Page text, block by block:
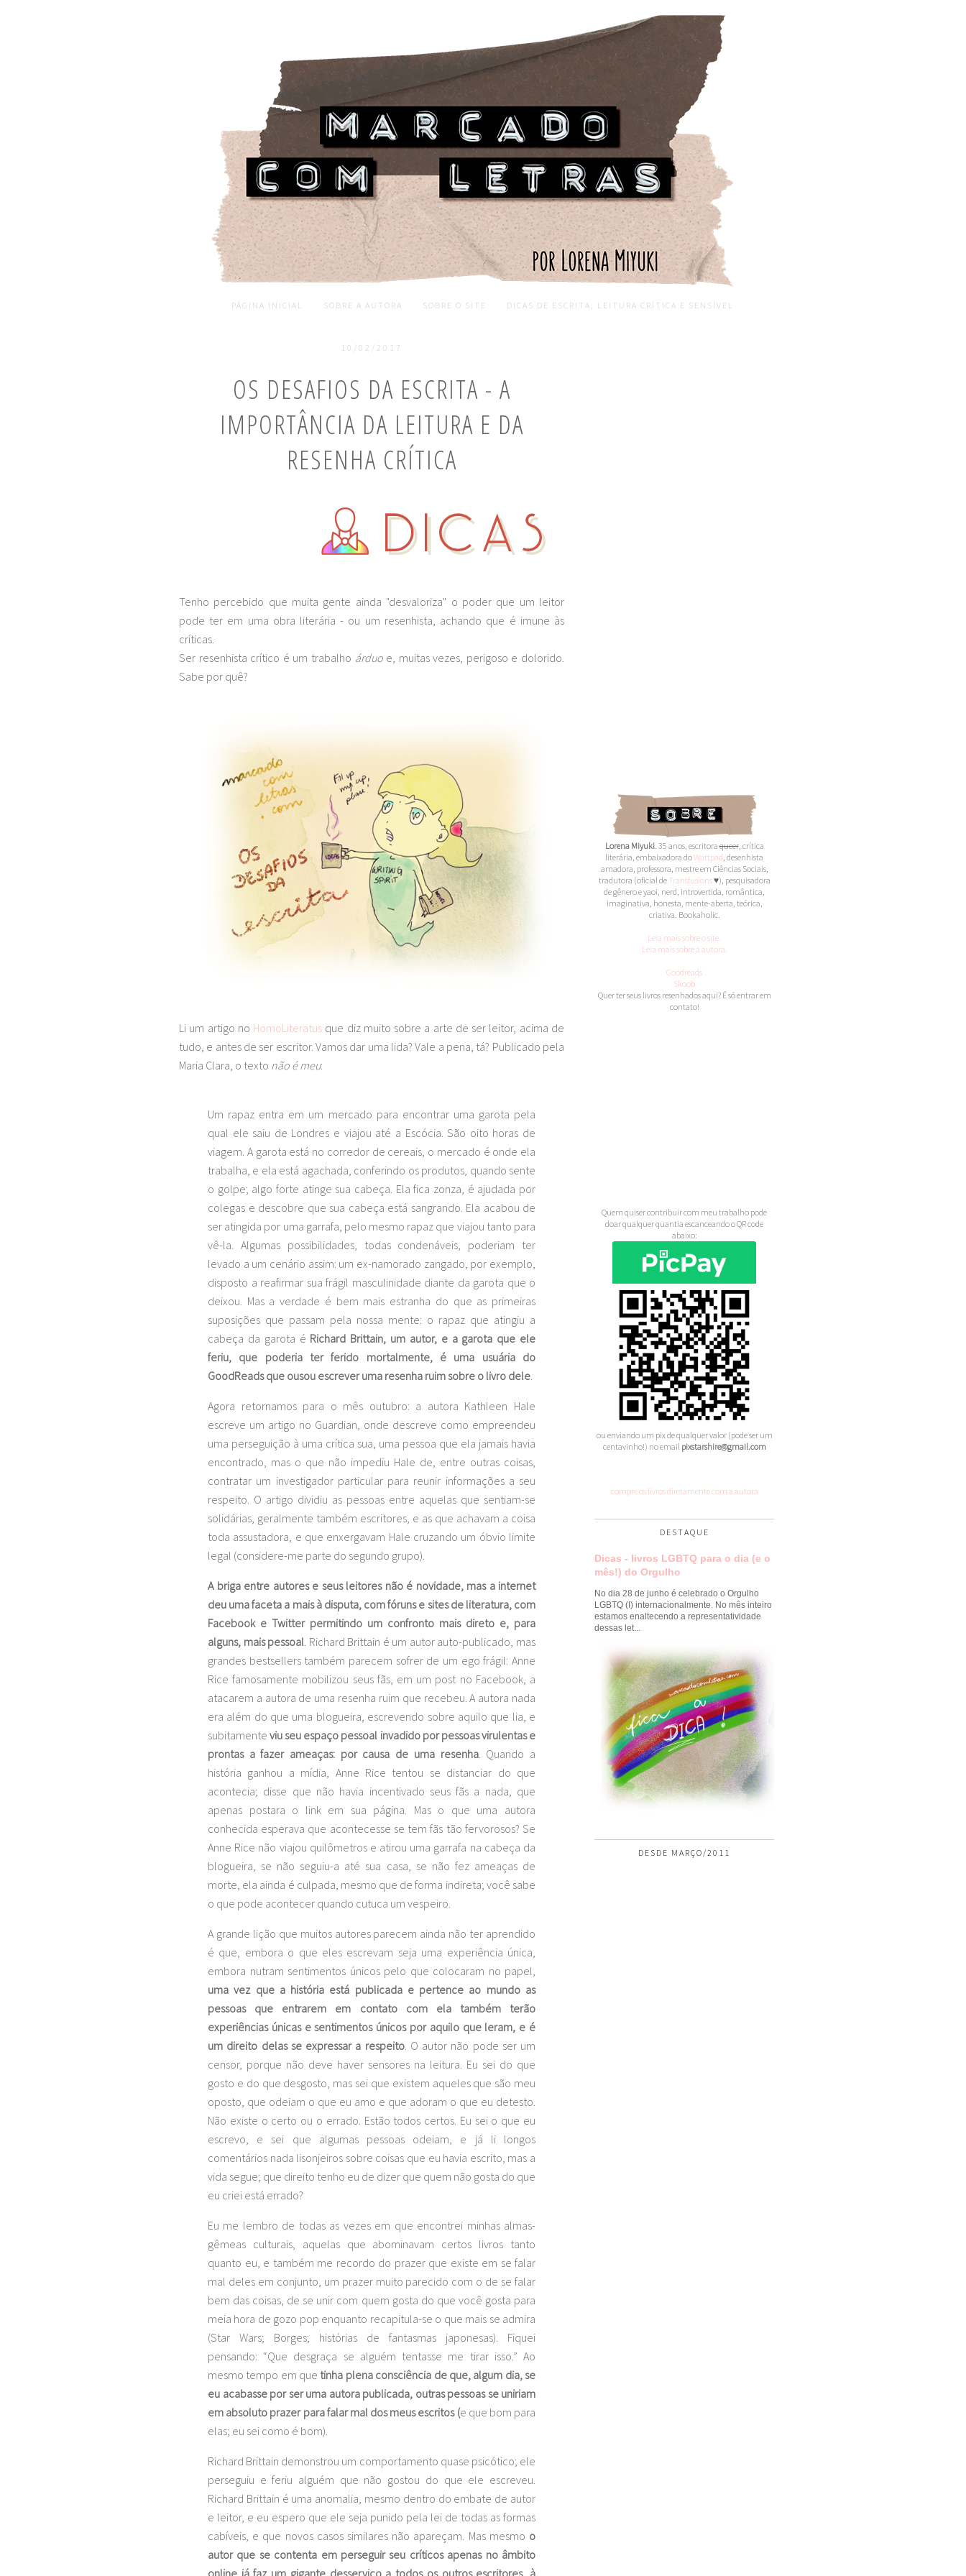
PÁGINA INICIAL SOBRE A AUTORA SOBRE O SITE DICAS DE ESCRITA, LEITURA CRÍTICA E SENSÍVEL
10/02/2017
OS DESAFIOS DA ESCRITA - A
IMPORTÂNCIA DA LEITURA E DA
RESENHA CRÍTICA
Tenho percebido que muita gente ainda "desvaloriza" o poder que um leitor
pode ter em uma obra literária - ou um resenhista, achando que é imune às
críticas.
Ser resenhista crítico é um trabalho árduoe, muitas vezes, perigoso e dolorido.
Sabe por quê?
Li um artigo no HomoLiteratus que diz muito sobre a arte de ser leitor, acima de
tudo, e antes de ser escritor. Vamos dar uma lida? Vale a pena, tá? Publicado pela
Maria Clara, o texto não é meu:
Um rapaz entra em um mercado para encontrar uma garota pela
qual ele saiu de Londres e viajou até a Escócia. São oito horas de
viagem. A garota está no corredor de cereais, o mercado é onde ela
trabalha, e ela está agachada, conferindo os produtos, quando sente
o golpe; algo forte atinge sua cabeça. Ela fica zonza, é ajudada por
colegas e descobre que sua cabeça está sangrando. Ela acabou de
ser atingida por uma garrafa, pelo mesmo rapaz que viajou tanto para
vê-la. Algumas possibilidades, todas condenáveis, poderiam ter
levado a um cenário assim: um ex-namorado zangado, por exemplo,
disposto a reafirmar sua frágil masculinidade diante da garota que o
deixou. Mas a verdade é bem mais estranha do que as primeiras
suposições que passam pela nossa mente: o rapaz que atingiu a
cabeça da garota é Richard Brittain, um autor, e a garota que ele
feriu, que poderia ter ferido mortalmente, é uma usuária do
GoodReads que ousou escrever uma resenha ruim sobre o livro dele
Agora retornamos para o mês outubro: a autora Kathleen Hale
escreve um artigo no Guardian, onde descreve como empreendeu
uma perseguição à uma crítica sua, uma pessoa que ela jamais havia
encontrado, mas o que não impediu Hale de, entre outras coisas,
contratar um investigador particular para reunir informações a seu
respeito. O artigo dividiu as pessoas entre aquelas que sentiam-se
solidárias, geralmente também escritores, e as que achavam a coisa
toda assustadora, e que enxergavam Hale cruzando um óbvio limite
legal (considere-me parte do segundo grupo).
A briga entre autores e seus leitores não é novidade, mas a internet
deu uma faceta a mais à disputa, com fóruns e sites de literatura, com
Facebook e Twitter permitindo um confronto mais direto e, para
alguns, mais pessoal . Richard Brittain é um autor auto-publicado, mas
grandes bestsellers também parecem sofrer de um ego frágil: Anne
Rice famosamente mobilizou seus fãs, em um post no Facebook, a
atacarem a autora de uma resenha ruim que recebeu. A autora nada
era além do que uma blogueira, escrevendo sobre aquilo que lia, e
subitamenteviu seu espaço pessoal invadido por pessoas virulentas e
prontas a fazer ameaças: por causa de uma resenha. Quando a
história ganhou a mídia, Anne Rice tentou se distanciar do que
acontecia; disse que não havia incentivado seus fãs a nada, que
apenas postara o link em sua página. Mas o que uma autora
conhecida esperava que acontecesse se tem fãs tão fervorosos? Se
Anne Rice não viajou quilômetros e atirou uma garrafa na cabeça da
blogueira, se não seguiu-a até sua casa, se não fez ameaças de
morte, ela ainda é culpada, mesmo que de forma indireta; você sabe
o que pode acontecer quando cutuca um vespeiro.
A grande lição que muitos autores parecem ainda não ter aprendido
é que, embora o que eles escrevam seja uma experiência única,
embora nutram sentimentos únicos pelo que colocaram no papel,
uma vez que a história está publicada e pertence ao mundo as
pessoas que entrarem em contato com ela também terão
experiências únicas e sentimentos únicos por aquilo que leram, e é
um direito delas se expressar a respeito. O autor não pode ser um
censor, porque não deve haver sensores na leitura. Eu sei do que
gosto e do que desgosto, mas sei que existem aqueles que são meu
oposto, que odeiam o que eu amo e que adoram o que eu detesto.
Não existe o certo ou o errado. Estão todos certos. Eu sei o que eu
escrevo, e sei que algumas pessoas odeiam, e já li longos
comentários nada lisonjeiros sobre coisas que eu havia escrito, mas a
vida segue; que direito tenho eu de dizer que quem não gosta do que
eu criei está errado?
Eu me lembro de todas as vezes em que encontrei minhas almas-
gêmeas culturais, aquelas que abominavam certos livros tanto
quanto eu, e também me recordo do prazer que existe em se falar
mal deles em conjunto, um prazer muito parecido com o de se falar
bem das coisas, de se unir com quem gosta do que você gosta para
meia hora de gozo pop enquanto recapitula-se o que mais se admira
(Star Wars; Borges; histórias de fantasmas japonesas). Fiquei
pensando: “Que desgraça se alguém tentasse me tirar isso.” Ao
mesmo tempo em que tinha plena consciência de que, algum dia, se
eu acabasse por ser uma autora publicada, outras pessoas se uniriam
em absoluto prazer para falar mal dos meus escritos (e que bom para
elas; eu sei como é bom).
Richard Brittain demonstrou um comportamento quase psicótico; ele
perseguiu e feriu alguém que não gostou do que ele escreveu.
Richard Brittain é uma anomalia, mesmo dentro do embate de autor
e leitor, e eu espero que ele seja punido pela lei de todas as formas
cabíveis, e que novos casos similares não apareçam. Mas mesmo o
autor que se contenta em perseguir seu críticos apenas no âmbito
online já faz um gigante desserviço a todos os outros escritores, à
Lorena Miyuki. 35 anos, escritoraqueer, crítica
literária, embaixadora doWattpad, desenhista
amadora, professora, mestre em Ciências Sociais,
tradutora (oficial de Transfusions♥), pesquisadora
de gênero e yaoi, nerd, introvertida, romântica,
imaginativa, honesta, mente-aberta, teórica,
criativa. Bookaholic.
Leia mais sobre o site.
Leia mais sobre a autora.
Goodreads
Skoob
Quer ter seus livros resenhados aqui? É só entrar em
contato!
Quem quiser contribuir com meu trabalho pode
doar qualquer quantia escanceando o QR code
abaixo:
ou enviando um pix de qualquer valor (pode ser um
centavinho!) no email pixstarshire@gmail.com
compre os livros diretamente com a autora
DESTAQUE
Dicas - livros LGBTQ para o dia (e o
mês!) do Orgulho
No dia 28 de junho é celebrado o Orgulho
LGBTQ (I) internacionalmente. No mês inteiro
estamos enaltecendo a representatividade
dessas let...
DESDE MARÇO/2011